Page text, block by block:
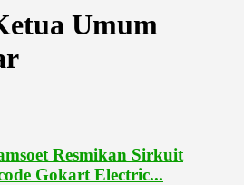
Umum
Resmikan Sirkuit
Gokart Electric...